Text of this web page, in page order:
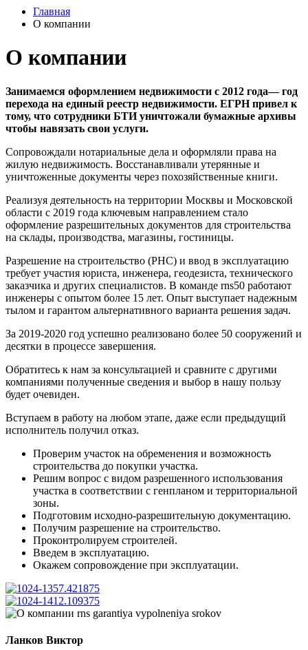
Главная
О компании
О компании
Занимаемся оформлением недвижимости с 2012 года— год
перехода на единый реестр недвижимости. ЕГРН привел к
тому, что сотрудники БТИ уничтожали бумажные архивы
чтобы навязать свои услуги.
Сопровождали нотариальные дела и оформляли права на
жилую недвижимость. Восстанавливали утерянные и
уничтоженные документы через похозяйственные книги.
Реализуя деятельность на территории Москвы и Московской
области с 2019 года ключевым направлением стало
оформление разрешительных документов для строительства
на склады, производства, магазины, гостиницы.
Разрешение на строительство (РНС) и ввод в эксплуатацию
требует участия юриста, инженера, геодезиста, технического
заказчика и других специалистов. В команде rns50 работают
инженеры с опытом более 15 лет. Опыт выступает надежным
тылом и гарантом альтернативного варианта решения задач.
За 2019-2020 год успешно реализовано более 50 сооружений и
десятки в процессе завершения.
Обратитесь к нам за консультацией и сравните с другими
компаниями полученные сведения и выбор в нашу пользу
будет очевиден.
Вступаем в работу на любом этапе, даже если предыдущий
исполнитель получил отказ.
Проверим участок на обременения и возможность
строительства до покупки участка.
Решим вопрос с видом разрешенного использования
участка в соответствии с генпланом и территориальной
зоны.
Подготовим исходно-разрешительную документацию.
Получим разрешение на строительство.
Проконтролируем строителей.
Введем в эксплуатацию.
Окажем сопровождение при эксплуатации.
Ланков Виктор